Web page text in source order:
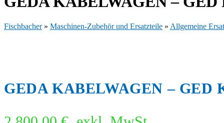
Menge
Fischbacher» Maschinen-Zubehör und Ersatzteile » Allgemeine
GEDA KABELWAGEN – GED